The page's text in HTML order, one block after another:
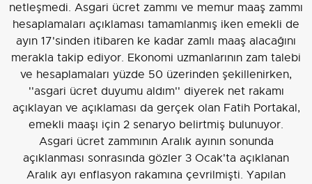
netleşmedi. Asgari ücret zammı ve memur maaş zammı
hesaplamaları açıklaması tamamlanmış iken emekli de
ayın 17'sinden itibaren ke kadar zamlı maaş alacağını
merakla takip ediyor. Ekonomi uzmanlarının zam talebi
ve hesaplamaları yüzde 50 üzerinden şekillenirken,
''asgari ücret duyumu aldım'' diyerek net rakamı
açıklayan ve açıklaması da gerçek olan Fatih Portakal,
emekli maaşı için 2 senaryo belirtmiş bulunuyor.
Asgari ücret zammının Aralık ayının sonunda
açıklanması sonrasında gözler 3 Ocak'ta açıklanan
Aralık ayı enflasyon rakamına çevrilmişti. Yapılan